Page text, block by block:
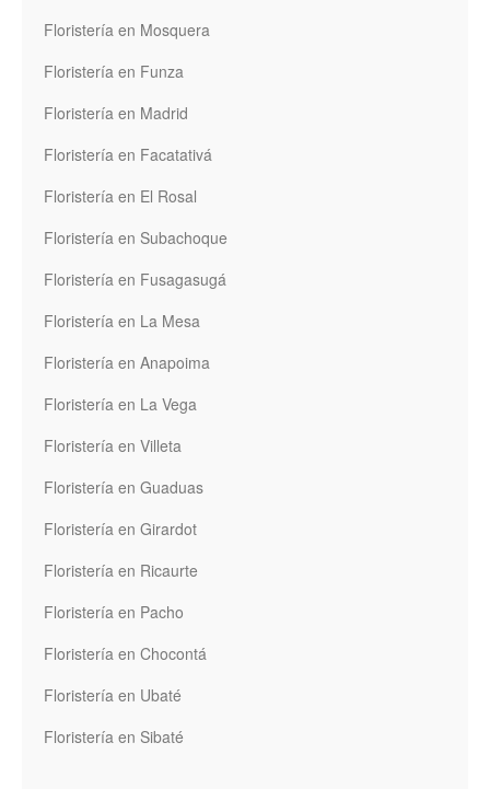
Floristería en Mosquera
Floristería en Funza
Floristería en Madrid
Floristería en Facatativá
Floristería en El Rosal
Floristería en Subachoque
Floristería en Fusagasugá
Floristería en La Mesa
Floristería en Anapoima
Floristería en La Vega
Floristería en Villeta
Floristería en Guaduas
Floristería en Girardot
Floristería en Ricaurte
Floristería en Pacho
Floristería en Chocontá
Floristería en Ubaté
Floristería en Sibaté